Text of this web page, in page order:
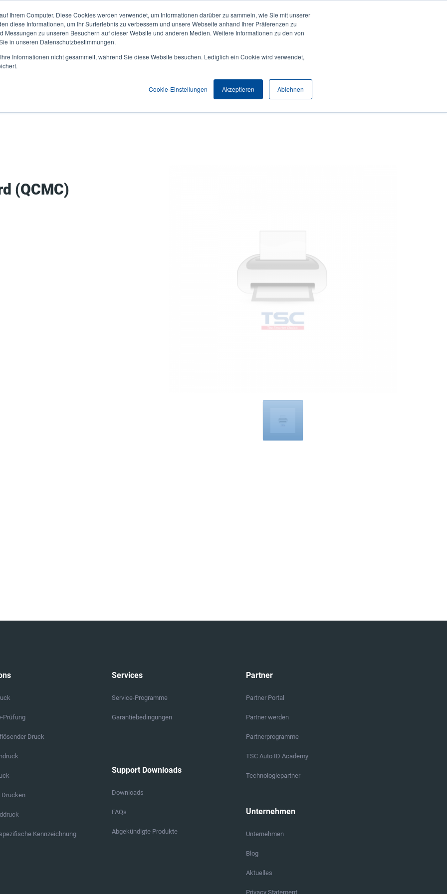
Ihrem Computer. Diese Cookies werden verwendet, um Informationen darüber zu sammeln, wie Sie mit unserer
diese Informationen, um Ihr Surferlebnis zu verbessern und unsere Webseite anhand Ihrer Präferenzen zu
Messungen zu unseren Besuchern auf dieser Website und anderen Medien. Weitere Informationen zu den von
in unseren Datenschutzbestimmungen.
Informationen nicht gesammelt, während Sie diese Website besuchen. Lediglich ein Cookie wird verwendet,
Cookie-Einstellungen Akzeptieren Ablehnen
User
account
menu
Aktuelles & Veranstaltungen Unternehmen
User
Anmelden / Registrieren
(QCMC)
Prüfung
Druck
Drucken
Kennzeichnung
Services
Service-Programme
Garantiebedingungen
Support Downloads
Downloads
FAQs
Abgekündigte Produkte
Partner
Partner Portal
Partner werden
Partnerprogramme
TSC Auto ID Academy
Technologiepartner
Unternehmen
Unternehmen
Blog
Aktuelles
Privacy Statement